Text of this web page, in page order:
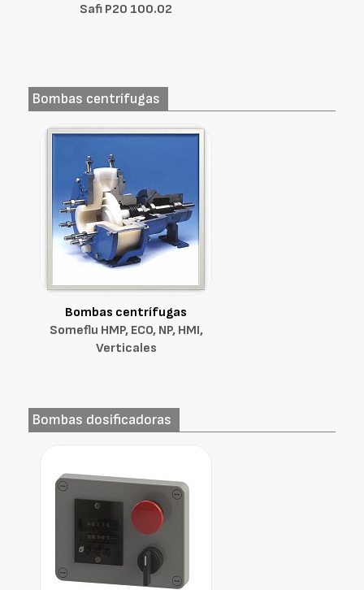
Safi P20 100.02
Bombas centrífugas
Bombas centrífugas
Someflu HMP, ECO, NP, HMI,
Verticales
Bombas dosificadoras